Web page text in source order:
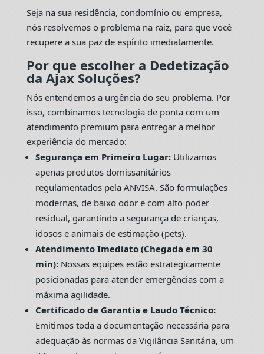
Seja na sua residência, condomínio ou empresa,
nós resolvemos o problema na raiz, para que você
recupere a sua paz de espírito imediatamente.
Por que escolher a Dedetização
da Ajax Soluções?
Nós entendemos a urgência do seu problema. Por
isso, combinamos tecnologia de ponta com um
atendimento premium para entregar a melhor
experiência do mercado:
Segurança em Primeiro Lugar:Utilizamos
apenas produtos domissanitários
regulamentados pela ANVISA. São formulações
modernas, de baixo odor e com alto poder
residual, garantindo a segurança de crianças,
idosos e animais de estimação (pets).
Atendimento Imediato (Chegada em 30
min):Nossas equipes estão estrategicamente
posicionadas para atender emergências com a
máxima agilidade.
Certificado de Garantia e Laudo Técnico:
Emitimos toda a documentação necessária para
adequação às normas da Vigilância Sanitária, um